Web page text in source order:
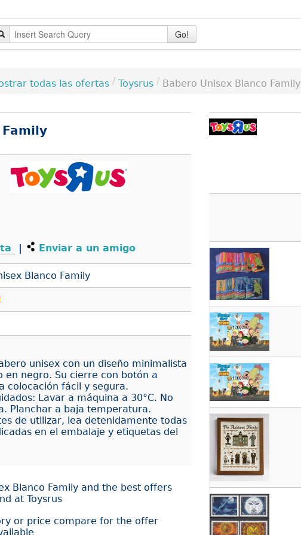
Go!
todas las ofertas / Toysrus / Babero Unisex Blanco Family
| Enviar a un amigo
Blanco Family
unisex con un diseño minimalista
en negro. Su cierre con botón a
colocación fácil y segura.
Lavar a máquina a 30°C. No
Planchar a baja temperatura.
de utilizar, lea detenidamente todas
en el embalaje y etiquetas del
Blanco Family and the best offers
at Toysrus
or price compare for the offer